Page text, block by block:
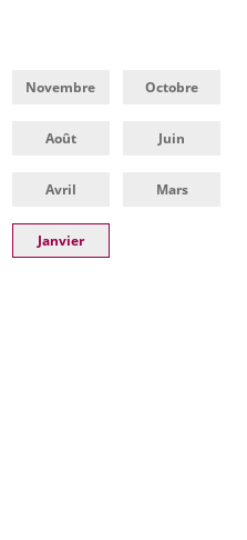
Novembre Octobre
Août Juin
Avril Mars
Janvier